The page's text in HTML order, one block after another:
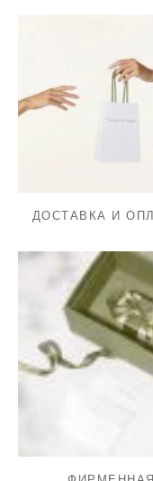
ДОСТАВКА И